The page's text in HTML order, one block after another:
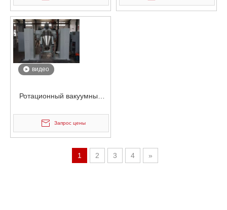
контейнеров
контейнеров
видео
Ротационный вакуумный
смеситель для порошковых
контейнеров
Запрос цены
1 2 3 4 »